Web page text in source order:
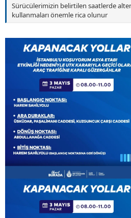
Sürücülerimizin belirtilen saatlerde
kullanmaları önemle rica olunur